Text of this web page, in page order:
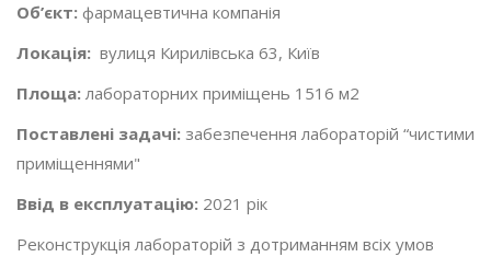
Об’єкт: фармацевтична компанія
Локація: вулиця Кирилівська 63, Київ
Площа: лабораторних приміщень 1516 м2
Поставлені задачі: забезпечення лабораторій “чистими
приміщеннями"
Ввід в експлуатацію: 2021 рік
Реконструкція лабораторій з дотриманням всіх умов